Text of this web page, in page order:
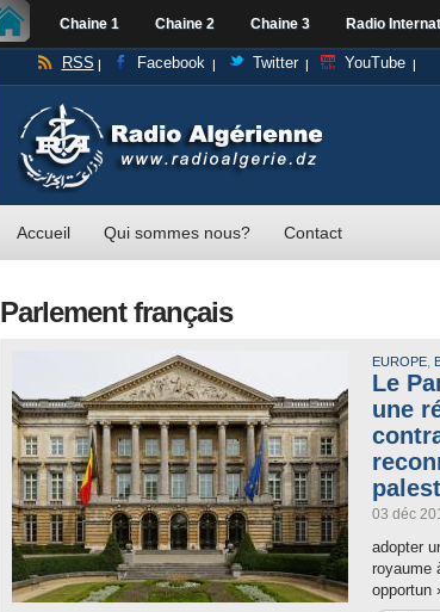
Chaine 1 Chaine 2 Chaine 3 Radio
RSS Facebook Twitter YouTube
Accueil Qui sommes nous? Contact
Parlement français
EUROPE,
Le
une
03 déc
adopter
royaume
opportun